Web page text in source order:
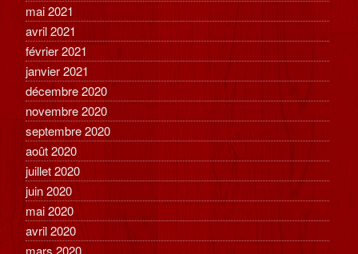
mai 2021
avril 2021
février 2021
janvier 2021
décembre 2020
novembre 2020
septembre 2020
août 2020
juillet 2020
juin 2020
mai 2020
avril 2020
mars 2020